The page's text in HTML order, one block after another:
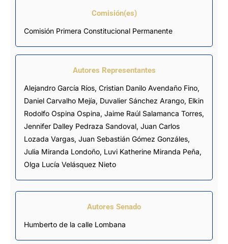
Comisión(es)
Comisión Primera Constitucional Permanente
Autores Representantes
Alejandro García Ríos, Cristian Danilo Avendaño Fino,
Daniel Carvalho Mejía, Duvalier Sánchez Arango, Elkin
Rodolfo Ospina Ospina, Jaime Raúl Salamanca Torres,
Jennifer Dalley Pedraza Sandoval, Juan Carlos
Lozada Vargas, Juan Sebastián Gómez Gonzáles,
Julia Miranda Londoño, Luvi Katherine Miranda Peña,
Olga Lucía Velásquez Nieto
Autores Senado
Humberto de la calle Lombana